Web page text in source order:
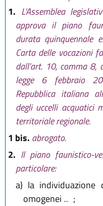
2002 n. 15 ,
rubrica e
comma 1 lett.
abrogato
aggiunti
art. 5 L.R. 26
1. L'Assemblea
approva il piano
durata quinquennale
Carta delle vocazioni
dall'art. 10, comma 8,
legge 6 febbraio
Repubblica italiana
degli uccelli acquatici
territoriale regionale.
1 bis. abrogato.
2. Il piano faunistico-
particolare:
a) la individuazione
omogenei ... ;